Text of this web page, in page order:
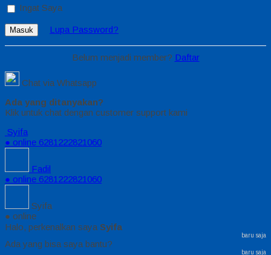
Ingat Saya
Masuk Lupa Password?
Belum menjadi member? Daftar
Chat via Whatsapp
Ada yang ditanyakan?
Klik untuk chat dengan customer support kami
Syifa
● online 6281222821060
Fadil
● online 6281222821060
Syifa
● online
Halo, perkenalkan saya Syifa
baru saja
Ada yang bisa saya bantu?
baru saja